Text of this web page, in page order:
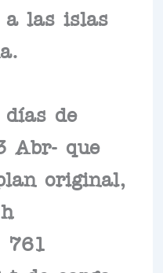
a las islas
días de
Abr- que
original,
761